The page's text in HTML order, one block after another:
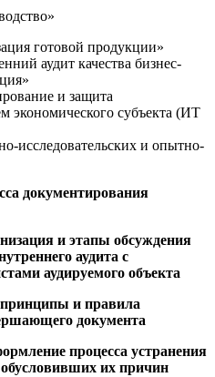
готовой продукции»
аудит качества бизнес-
и защита
экономического субъекта (ИТ
исследовательских и опытно-
документирования
и этапы обсуждения
аудита с
аудируемого объекта
и правила
документа
процесса устранения
их причин